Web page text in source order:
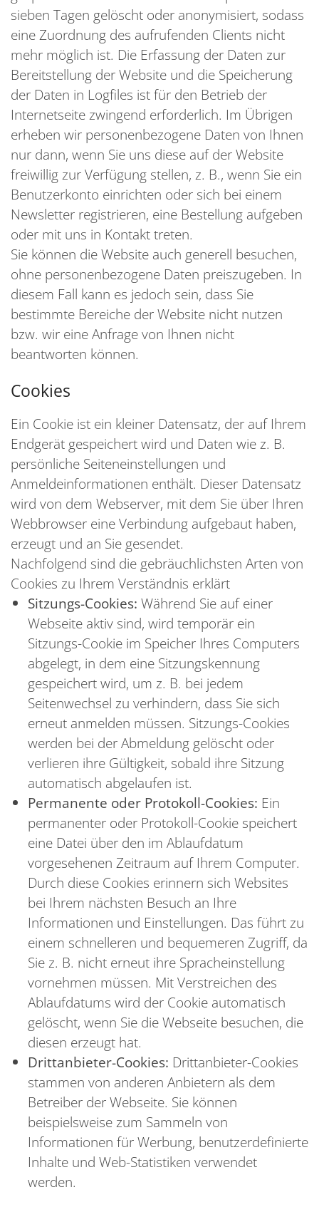
sieben Tagen gelöscht oder anonymisiert, sodass
eine Zuordnung des aufrufenden Clients nicht
mehr möglich ist. Die Erfassung der Daten zur
Bereitstellung der Website und die Speicherung
der Daten in Logfiles ist für den Betrieb der
Internetseite zwingend erforderlich. Im Übrigen
erheben wir personenbezogene Daten von Ihnen
nur dann, wenn Sie uns diese auf der Website
freiwillig zur Verfügung stellen, z. B., wenn Sie ein
Benutzerkonto einrichten oder sich bei einem
Newsletter registrieren, eine Bestellung aufgeben
oder mit uns in Kontakt treten.
Sie können die Website auch generell besuchen,
ohne personenbezogene Daten preiszugeben. In
diesem Fall kann es jedoch sein, dass Sie
bestimmte Bereiche der Website nicht nutzen
bzw. wir eine Anfrage von Ihnen nicht
beantworten können.
Cookies
Ein Cookie ist ein kleiner Datensatz, der auf Ihrem
Endgerät gespeichert wird und Daten wie z. B.
persönliche Seiteneinstellungen und
Anmeldeinformationen enthält. Dieser Datensatz
wird von dem Webserver, mit dem Sie über Ihren
Webbrowser eine Verbindung aufgebaut haben,
erzeugt und an Sie gesendet.
Nachfolgend sind die gebräuchlichsten Arten von
Cookies zu Ihrem Verständnis erklärt
Sitzungs-Cookies: Während Sie auf einer
Webseite aktiv sind, wird temporär ein
Sitzungs-Cookie im Speicher Ihres Computers
abgelegt, in dem eine Sitzungskennung
gespeichert wird, um z. B. bei jedem
Seitenwechsel zu verhindern, dass Sie sich
erneut anmelden müssen. Sitzungs-Cookies
werden bei der Abmeldung gelöscht oder
verlieren ihre Gültigkeit, sobald ihre Sitzung
automatisch abgelaufen ist.
Permanente oder Protokoll-Cookies: Ein
permanenter oder Protokoll-Cookie speichert
eine Datei über den im Ablaufdatum
vorgesehenen Zeitraum auf Ihrem Computer.
Durch diese Cookies erinnern sich Websites
bei Ihrem nächsten Besuch an Ihre
Informationen und Einstellungen. Das führt zu
einem schnelleren und bequemeren Zugriff, da
Sie z. B. nicht erneut ihre Spracheinstellung
vornehmen müssen. Mit Verstreichen des
Ablaufdatums wird der Cookie automatisch
gelöscht, wenn Sie die Webseite besuchen, die
diesen erzeugt hat.
Drittanbieter-Cookies: Drittanbieter-Cookies
stammen von anderen Anbietern als dem
Betreiber der Webseite. Sie können
beispielsweise zum Sammeln von
Informationen für Werbung, benutzerdefinierte
Inhalte und Web-Statistiken verwendet
werden.